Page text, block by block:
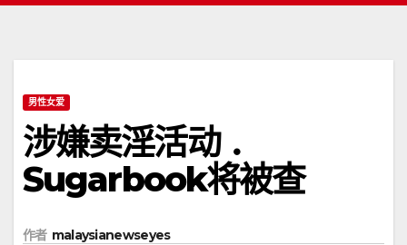
男性女爱
涉嫌卖淫活动 ．
Sugarbook将被查
作者 malaysianewseyes